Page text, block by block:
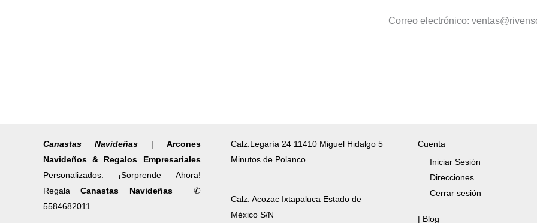
Correo electrónico:
Canastas Navideñas| Arcones
Navideños & Regalos Empresariales
Personalizados. ¡Sorprende Ahora!
RegalaCanastas Navideñas✆
5584682011.
Calz.Legaría 24 11410 Miguel Hidalgo 5
Minutos de Polanco
Calz. Acozac Ixtapaluca Estado de
México S/N
Cuenta
Iniciar Sesión
Direcciones
Cerrar sesión
| Blog